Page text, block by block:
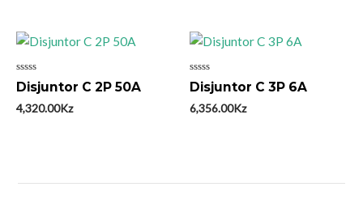
Avaliação
0
de
5
Disjuntor C 2P 50A
4,320.00Kz
Avaliação
0
de
5
Disjuntor C 3P 6A
6,356.00Kz